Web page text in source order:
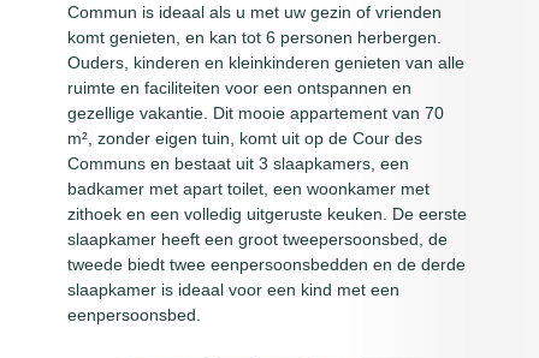
Commun is ideaal als u met uw gezin of vrienden
komt genieten, en kan tot 6 personen herbergen.
Ouders, kinderen en kleinkinderen genieten van alle
ruimte en faciliteiten voor een ontspannen en
gezellige vakantie. Dit mooie appartement van 70
m², zonder eigen tuin, komt uit op de Cour des
Communs en bestaat uit 3 slaapkamers, een
badkamer met apart toilet, een woonkamer met
zithoek en een volledig uitgeruste keuken. De eerste
slaapkamer heeft een groot tweepersoonsbed, de
tweede biedt twee eenpersoonsbedden en de derde
slaapkamer is ideaal voor een kind met een
eenpersoonsbed.